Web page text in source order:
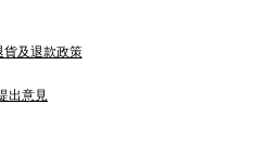
貨及退款政策
出意見